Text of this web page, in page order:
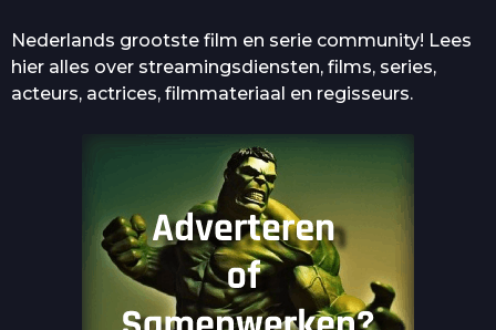
Nederlands grootste film en serie community! Lees
hier alles over streamingsdiensten, films, series,
acteurs, actrices, filmmateriaal en regisseurs.